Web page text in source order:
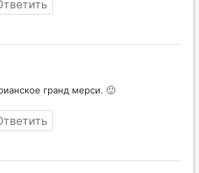
гранд мерси. 🙂